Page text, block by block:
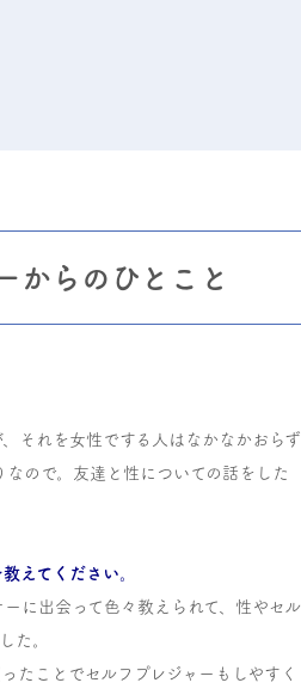
からのひとこと
それを女性でする人はなかなかおらず
ので。友達と性についての話をした
えてください。
に出会って色々教えられて、性やセル
た。
たことでセルフプレジャーもしやすく